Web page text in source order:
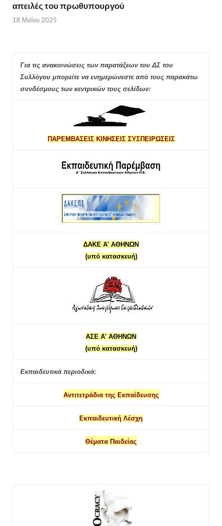
απειλές του πρωθυπουργού
18 Μαΐου 2025
Για τις ανακοινώσεις των παρατάξεων του ΔΣ του
Συλλόγου μπορείτε να ενημερώνεστε από τους παρακάτω
συνδέσμους των κεντρικών τους σελίδων:
ΠΑΡΕΜΒΑΣΕΙΣ ΚΙΝΗΣΕΙΣ ΣΥΣΠΕΙΡΩΣΕΙΣ
ΔΑΚΕ Α' ΑΘΗΝΩΝ
(υπό κατασκευή)
ΑΣΕ Α' ΑΘΗΝΩΝ
(υπό κατασκευή)
Εκπαιδευτικά περιοδικά:
Αντιτετράδια της Εκπαίδευσης
Εκπαιδευτική Λέσχη
Θέματα Παιδείας